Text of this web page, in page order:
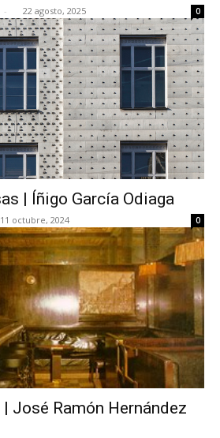
- 22 agosto, 2025 0
| Íñigo García Odiaga
11 octubre, 2024 0
José Ramón Hernández